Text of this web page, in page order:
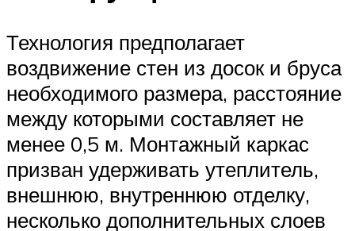
Технология предполагает
воздвижение стен из досок и бруса
необходимого размера, расстояние
между которыми составляет не
менее 0,5 м. Монтажный каркас
призван удерживать утеплитель,
внешнюю, внутреннюю отделку,
несколько дополнительных слоев